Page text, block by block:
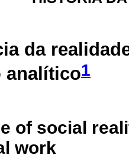
da
analítico1
of social
work